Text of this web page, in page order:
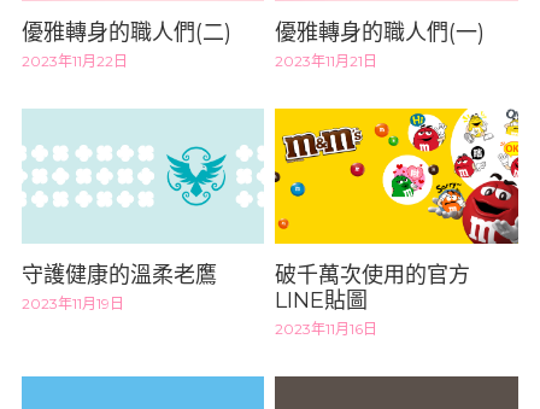
優雅轉身的職人們(二)
2023年11月22日
優雅轉身的職人們(一)
2023年11月21日
守護健康的溫柔老鷹
2023年11月19日
破千萬次使用的官方
LINE貼圖
2023年11月16日